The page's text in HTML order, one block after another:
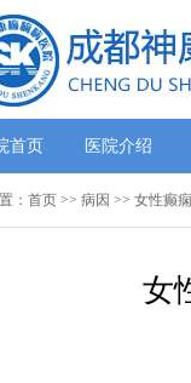
首页 医院介绍
： 首页 >> 病因 >> 女性癫
女